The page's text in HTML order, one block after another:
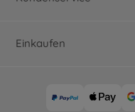
Einkaufen